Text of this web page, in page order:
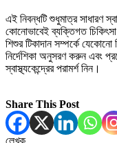
এই নিবন্ধটি শুধুমাত্র সাধারণ
কোনোভাবেই ব্যক্তিগত চিকিৎসা
শিশুর টিকাদান সম্পর্কে যেকোনো
নির্দেশিকা অনুসরণ করুন এবং
স্বাস্থ্যকেন্দ্রের পরামর্শ নিন।
Share This Post